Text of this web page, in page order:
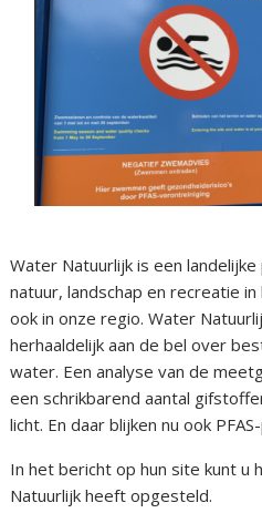
Water Natuurlijk is een
natuur, landschap en recreatie
ook in onze regio. Water
herhaaldelijk aan de bel over
water. Een analyse van de
een schrikbarend aantal
licht. En daar blijken nu ook
In het bericht op hun site kunt u
Natuurlijk heeft opgesteld.